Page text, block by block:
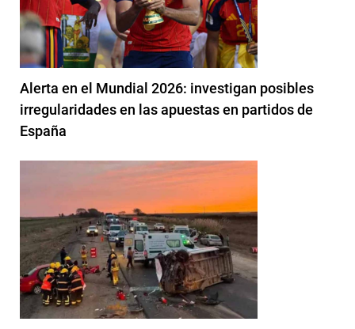
Alerta en el Mundial 2026: investigan posibles
irregularidades en las apuestas en partidos de
España